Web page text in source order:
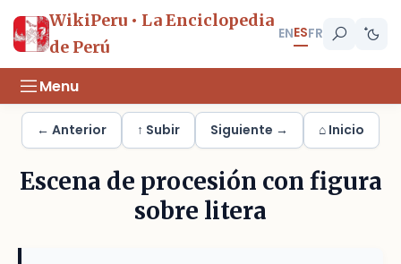
WikiPeru • La Enciclopedia
de Perú
ENESFR
Menu
← Anterior ↑ Subir Siguiente → ⌂ Inicio
Escena de procesión con figura
sobre litera